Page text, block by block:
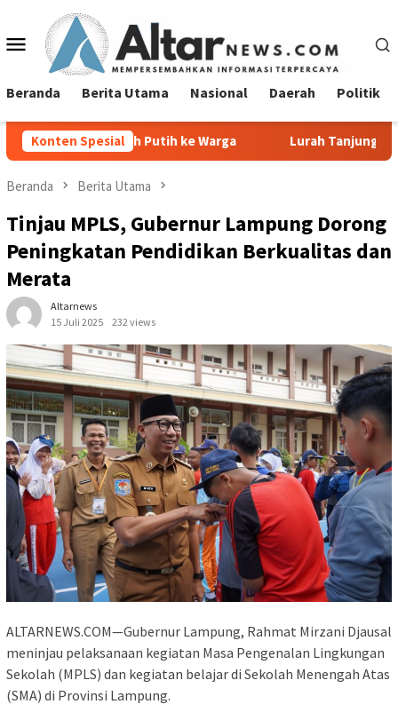
konten Menu
Mobile
Beranda Berita Utama Nasional Daerah Politik
Konten Spesial
Putih ke Warga Lurah Tanjung Agung Raya
Beranda Berita Utama
Tinjau MPLS, Gubernur Lampung Dorong
Peningkatan Pendidikan Berkualitas dan
Merata
Altarnews
15 Juli 2025
232 views
ALTARNEWS.COM—Gubernur Lampung, Rahmat Mirzani Djausal
meninjau pelaksanaan kegiatan Masa Pengenalan Lingkungan
Sekolah (MPLS) dan kegiatan belajar di Sekolah Menengah Atas
(SMA) di Provinsi Lampung.